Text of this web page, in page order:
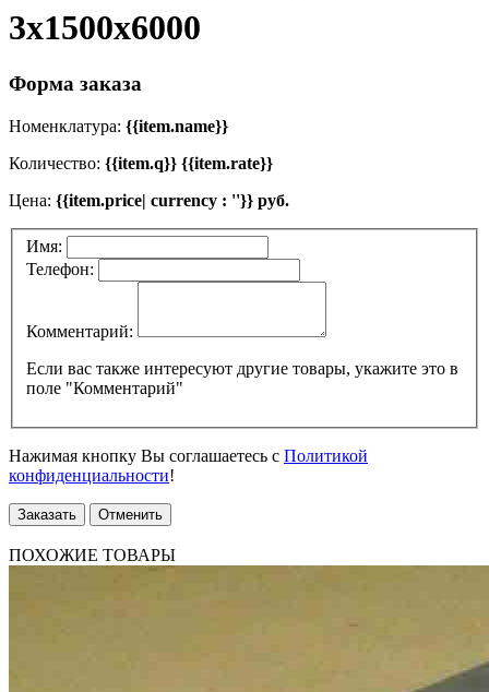
3х1500х6000
Форма заказа
Номенклатура: {{item.name}}
Количество: {{item.q}} {{item.rate}}
Цена: {{item.price| currency : ''}} руб.
Имя:
Телефон:
Комментарий:
Если вас также интересуют другие товары, укажите это в
поле "Комментарий"
Нажимая кнопку Вы соглашаетесь с Политикой
конфиденциальности!
Заказать Отменить
ПОХОЖИЕ ТОВАРЫ